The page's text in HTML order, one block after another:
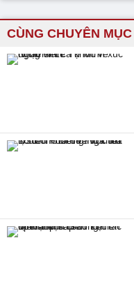
CÙNG CHUYÊN MỤC